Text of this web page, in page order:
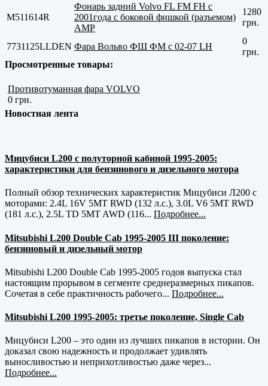
M511614R
Фонарь задний Volvo FL FM FH с
2001года с боковой фишкой (разъемом)
AMP
1280
грн.
7731125LLDEN Фара Вольво ФШ ФМ с 02-07 LH
0
грн.
Просмотренные товары:
Противотуманная фара VOLVO
0 грн.
Новостная лента
Мицубиси L200 с полуторной кабиной 1995-2005:
характеристики для бензинового и дизельного мотора
Полный обзор технических характеристик Мицубиси Л200 с
моторами: 2.4L 16V 5MT RWD (132 л.с.), 3.0L V6 5MT RWD
(181 л.с.), 2.5L TD 5MT AWD (116... Подробнее...
Mitsubishi L200 Double Cab 1995-2005 III поколение:
бензиновый и дизельный мотор
Mitsubishi L200 Double Cab 1995-2005 годов выпуска стал
настоящим прорывом в сегменте среднеразмерных пикапов.
Сочетая в себе практичность рабочего... Подробнее...
Mitsubishi L200 1995-2005: третье поколение, Single Cab
Мицубиси L200 – это один из лучших пикапов в истории. Он
доказал свою надежность и продолжает удивлять
выносливостью и неприхотливостью даже через...
Подробнее...